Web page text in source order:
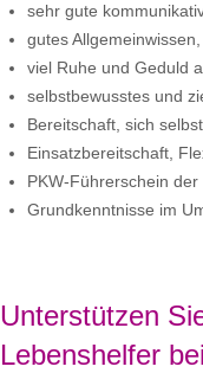
sehr gute
gutes
viel Ruhe und Geduld
selbstbewusstes und
Bereitschaft, sich
Einsatzbereitschaft,
PKW-Führerschein der
Grundkenntnisse im
Unterstützen
Lebenshelfer